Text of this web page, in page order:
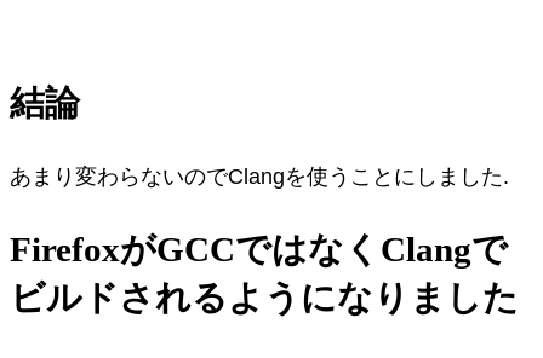
結論
あまり変わらないのでClangを使うことにしました.
FirefoxがGCCではなくClangで
ビルドされるようになりました